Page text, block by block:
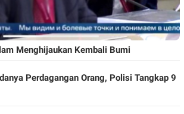
Menghijaukan Kembali Bumi
Perdagangan Orang, Polisi Tangkap 9